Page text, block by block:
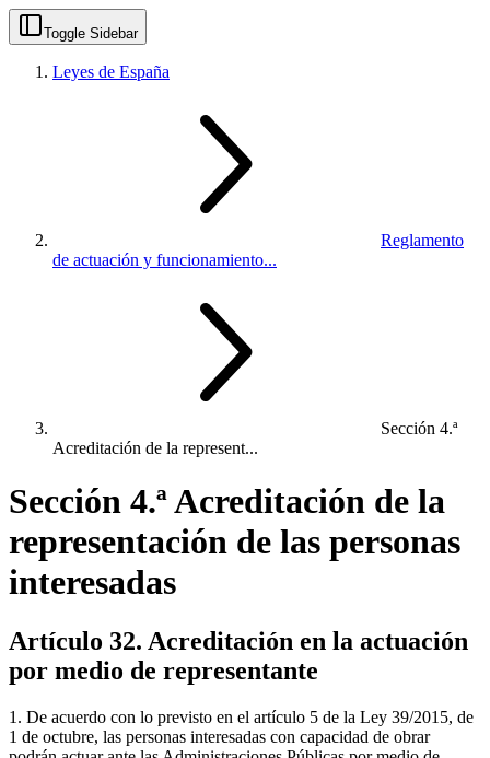
Toggle Sidebar
Leyes de España
Reglamento
de actuación y funcionamiento...
Sección 4.ª
Acreditación de la represent...
Sección 4.ª Acreditación de la
representación de las personas
interesadas
Artículo 32. Acreditación en la actuación
por medio de representante
1. De acuerdo con lo previsto en el artículo 5 de la Ley 39/2015, de
1 de octubre, las personas interesadas con capacidad de obrar